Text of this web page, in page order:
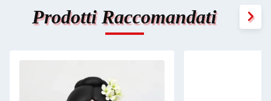
Prodotti Raccomandati